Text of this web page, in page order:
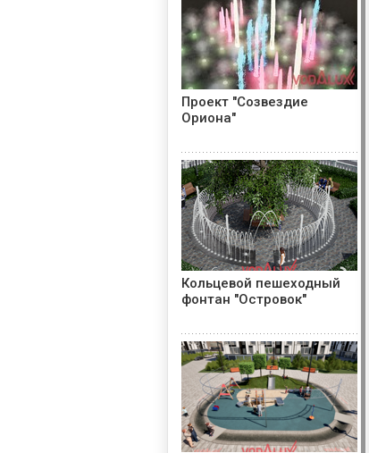
Проект "Созвездие
Ориона"
Кольцевой пешеходный
фонтан "Островок"